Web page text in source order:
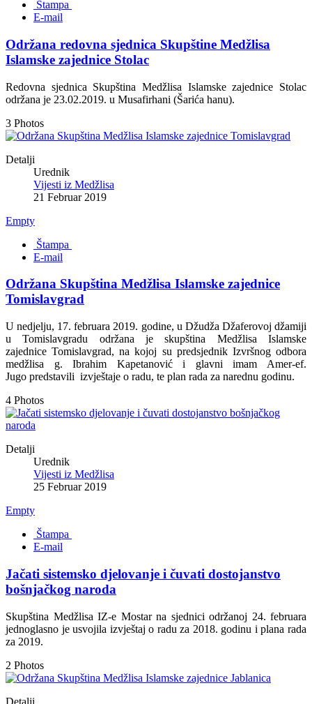
Štampa
E-mail
Održana redovna sjednica Skupštine Medžlisa
Islamske zajednice Stolac
Redovna sjednica Skupština Medžlisa Islamske zajednice Stolac
održana je 23.02.2019. u Musafirhani (Šarića hanu).
3 Photos
Detalji
Urednik
Vijesti iz Medžlisa
21 Februar 2019
Empty
Štampa
E-mail
Održana Skupština Medžlisa Islamske zajednice
Tomislavgrad
U nedjelju, 17. februara 2019. godine, u Džudža Džaferovoj džamiji
u Tomislavgradu održana je skupština Medžlisa Islamske
zajednice Tomislavgrad, na kojoj su predsjednik Izvršnog odbora
medžlisa g. Ibrahim Kapetanović i glavni imam Amer-ef.
Jugo predstavili izvještaje o radu, te plan rada za narednu godinu.
4 Photos
Detalji
Urednik
Vijesti iz Medžlisa
25 Februar 2019
Empty
Štampa
E-mail
Jačati sistemsko djelovanje i čuvati dostojanstvo
bošnjačkog naroda
Skupština Medžlisa IZ-e Mostar na sjednici održanoj 24. februara
jednoglasno je usvojila izvještaj o radu za 2018. godinu i plana rada
za 2019.
2 Photos
Detalji